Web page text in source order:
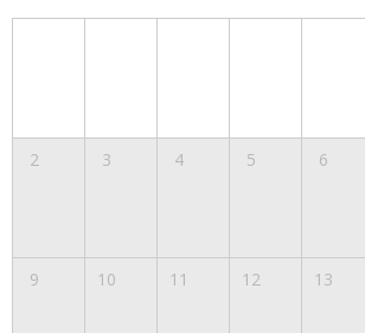
2 3 4 5 6
9 10 11 12 13